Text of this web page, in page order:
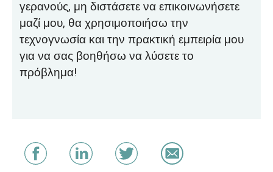
γερανούς, μη διστάσετε να επικοινωνήσετε
μαζί μου, θα χρησιμοποιήσω την
τεχνογνωσία και την πρακτική εμπειρία μου
για να σας βοηθήσω να λύσετε το
πρόβλημα!